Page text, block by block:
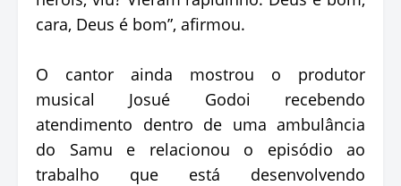
cara, Deus é bom”, afirmou.
O cantor ainda mostrou o produtor
musical Josué Godoi recebendo
atendimento dentro de uma ambulância
do Samu e relacionou o episódio ao
trabalho que está desenvolvendo